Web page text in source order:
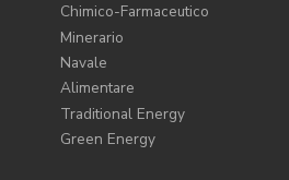
Chimico-Farmaceutico
Minerario
Navale
Alimentare
Traditional Energy
Green Energy